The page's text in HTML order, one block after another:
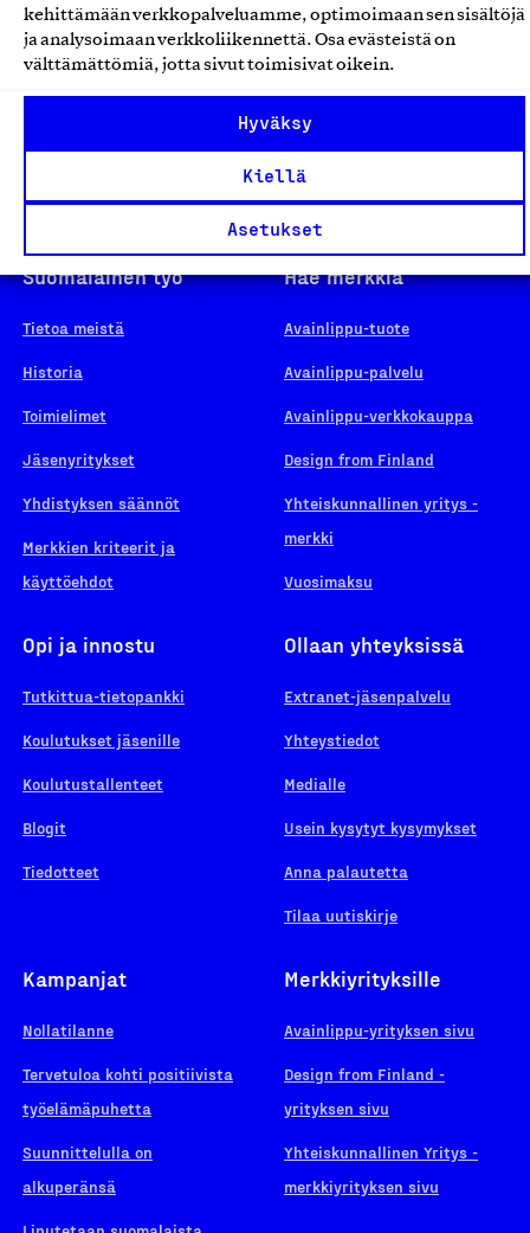
kehittämään verkkopalveluamme, optimoimaan sen sisältöjä
ja analysoimaan verkkoliikennettä. Osa evästeistä on
välttämättömiä, jotta sivut toimisivat oikein.
Hyväksy
Kiellä
Asetukset
Yhteiskunnallinen Yritys -merkki
Suomalainen työ
Tietoa meistä
Historia
Toimielimet
Jäsenyritykset
Yhdistyksen säännöt
Merkkien kriteerit ja
käyttöehdot
Hae merkkiä
Avainlippu-tuote
Avainlippu-palvelu
Avainlippu-verkkokauppa
Design from Finland
Yhteiskunnallinen yritys -
merkki
Vuosimaksu
Opi ja innostu
Tutkittua-tietopankki
Koulutukset jäsenille
Koulutustallenteet
Blogit
Tiedotteet
Ollaan yhteyksissä
Extranet-jäsenpalvelu
Yhteystiedot
Medialle
Usein kysytyt kysymykset
Anna palautetta
Tilaa uutiskirje
Kampanjat
Nollatilanne
Tervetuloa kohti positiivista
työelämäpuhetta
Suunnittelulla on
alkuperänsä
Merkkiyrityksille
Avainlippu-yrityksen sivu
Design from Finland -
yrityksen sivu
Yhteiskunnallinen Yritys -
merkkiyrityksen sivu